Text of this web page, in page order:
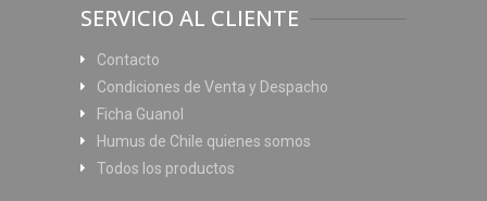
SERVICIO AL CLIENTE
Contacto
Condiciones de Venta y Despacho
Ficha Guanol
Humus de Chile quienes somos
Todos los productos